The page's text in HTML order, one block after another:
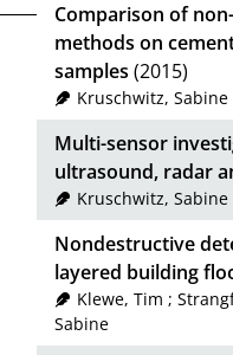
Comparison of
methods on
samples (2015)
Kruschwitz, Sabine
Multi-sensor
ultrasound, radar
Kruschwitz, Sabine
Nondestructive
layered building
Klewe, Tim ;
Sabine